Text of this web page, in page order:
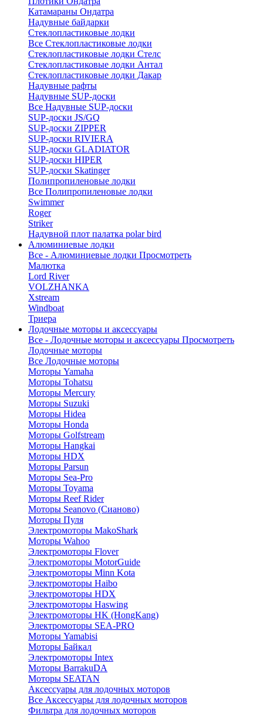
Катамараны Ондатра
Надувные байдарки
Стеклопластиковые лодки
Все Стеклопластиковые лодки
Стеклопластиковые лодки Стелс
Стеклопластиковые лодки Антал
Стеклопластиковые лодки Дакар
Надувные рафты
Надувные SUP-доски
Все Надувные SUP-доски
SUP-доски JS/GQ
SUP-доски ZIPPER
SUP-доски RIVIERA
SUP-доски GLADIATOR
SUP-доски HIPER
SUP-доски Skatinger
Полипропиленовые лодки
Все Полипропиленовые лодки
Swimmer
Roger
Striker
Надувной плот палатка polar bird
Алюминиевые лодки
Все - Алюминиевые лодки Просмотреть
Малютка
Lord River
VOLZHANKA
Xstream
Windboat
Триера
Лодочные моторы и аксессуары
Все - Лодочные моторы и аксессуары Просмотреть
Лодочные моторы
Все Лодочные моторы
Моторы Yamaha
Моторы Tohatsu
Моторы Mercury
Моторы Suzuki
Моторы Hidea
Моторы Honda
Моторы Golfstream
Моторы Hangkai
Моторы HDX
Моторы Parsun
Моторы Sea-Pro
Моторы Toyama
Моторы Reef Rider
Моторы Seanovo (Сианово)
Моторы Пуля
Электромоторы MakoShark
Моторы Wahoo
Электромоторы Flover
Электромоторы MotorGuide
Электромоторы Minn Kota
Электромоторы Haibo
Электромоторы HDX
Электромоторы Haswing
Электромоторы HK (HongKang)
Электромоторы SEA-PRO
Моторы Yamabisi
Моторы Байкал
Электромоторы Intex
Моторы BarrakuDA
Моторы SEATAN
Аксессуары для лодочных моторов
Все Аксессуары для лодочных моторов
Фильтра для лодочных моторов